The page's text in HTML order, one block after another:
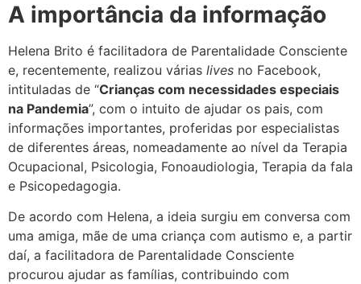
A importância da informação
Helena Brito é facilitadora de Parentalidade Consciente
e, recentemente, realizou várias lives no Facebook,
intituladas de “Crianças com necessidades especiais
na Pandemia”, com o intuito de ajudar os pais, com
informações importantes, proferidas por especialistas
de diferentes áreas, nomeadamente ao nível da Terapia
Ocupacional, Psicologia, Fonoaudiologia, Terapia da fala
e Psicopedagogia.
De acordo com Helena, a ideia surgiu em conversa com
uma amiga, mãe de uma criança com autismo e, a partir
daí, a facilitadora de Parentalidade Consciente
procurou ajudar as famílias, contribuindo com